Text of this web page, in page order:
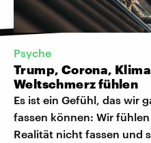
Psyche
Trump, Corona,
Weltschmerz fühlen
Es ist ein Gefühl, das wir
fassen können: Wir
Realität nicht fassen und